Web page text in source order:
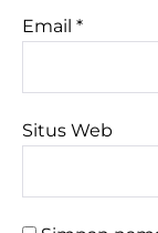
Email *
Situs Web